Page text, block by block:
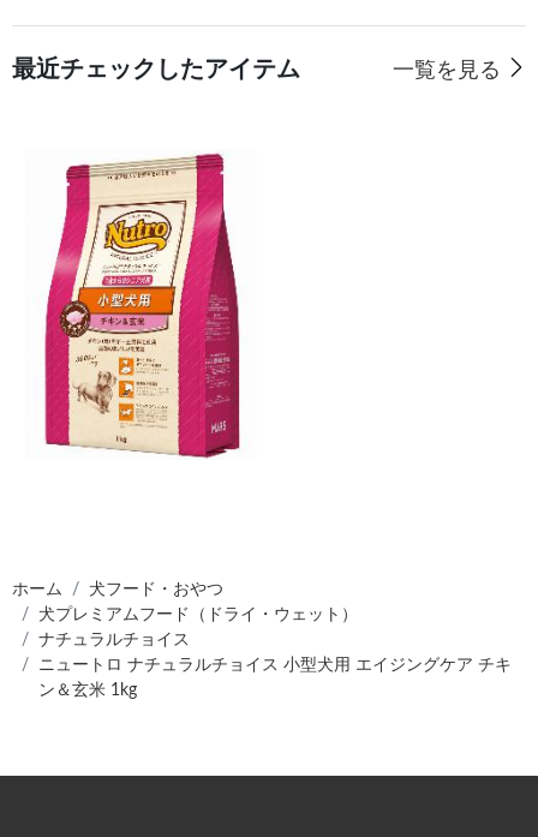
最近チェックしたアイテム 一覧を見る
ホーム
犬フード・おやつ
犬プレミアムフード（ドライ・ウェット）
ナチュラルチョイス
ニュートロ ナチュラルチョイス 小型犬用 エイジングケア チキ
ン＆玄米 1kg